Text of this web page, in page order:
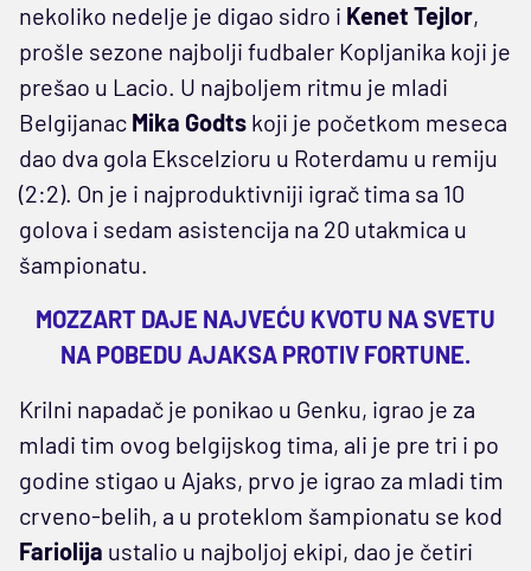
nekoliko nedelje je digao sidro i Kenet Tejlor,
prošle sezone najbolji fudbaler Kopljanika koji je
prešao u Lacio. U najboljem ritmu je mladi
Belgijanac Mika Godts koji je početkom meseca
dao dva gola Ekscelzioru u Roterdamu u remiju
(2:2). On je i najproduktivniji igrač tima sa 10
golova i sedam asistencija na 20 utakmica u
šampionatu.
MOZZART DAJE NAJVEĆU KVOTU NA SVETU
NA POBEDU AJAKSA PROTIV FORTUNE.
Krilni napadač je ponikao u Genku, igrao je za
mladi tim ovog belgijskog tima, ali je pre tri i po
godine stigao u Ajaks, prvo je igrao za mladi tim
crveno-belih, a u proteklom šampionatu se kod
Fariolija ustalio u najboljoj ekipi, dao je četiri